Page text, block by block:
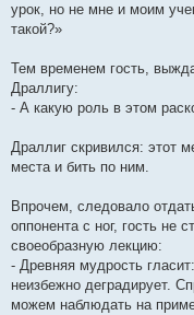
урок, но не мне и моим
такой?»
Тем временем гость,
Драллигу:
- А какую роль в этом
Драллиг скривился: этот
места и бить по ним.
Впрочем, следовало
оппонента с ног, гость не
своеобразную лекцию:
- Древняя мудрость
неизбежно деградирует.
можем наблюдать на